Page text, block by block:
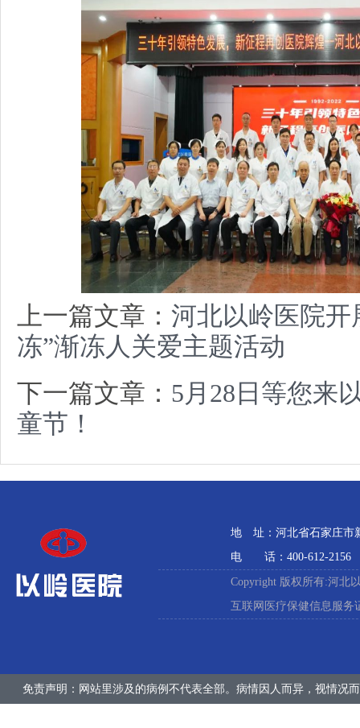
上一篇文章： 河北以岭医院开
冻”渐冻人关爱主题活动
下一篇文章： 5月28日等您来
童节！
地 址：河北省石家庄市
电 话：400-612-2156
Copyright 版权所有:河北
互联网医疗保健信息服务
免责声明：网站里涉及的病例不代表全部。病情因人而异，视情况